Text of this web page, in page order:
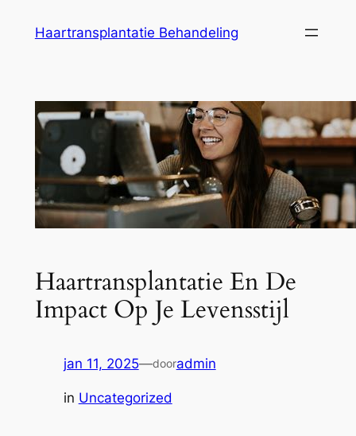
Haartransplantatie Behandeling
Haartransplantatie En De
Impact Op Je Levensstijl
jan 11, 2025—dooradmin
in Uncategorized